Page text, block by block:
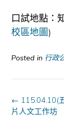
口試地點：
校區地圖)
Posted in 行政
Post
navigation
← 115.04.10(
片人文工作坊